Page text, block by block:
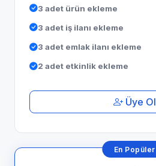
3 adet ürün ekleme
3 adet iş ilanı ekleme
3 adet emlak ilanı ekleme
2 adet etkinlik ekleme
Üye Ol
En Popüler